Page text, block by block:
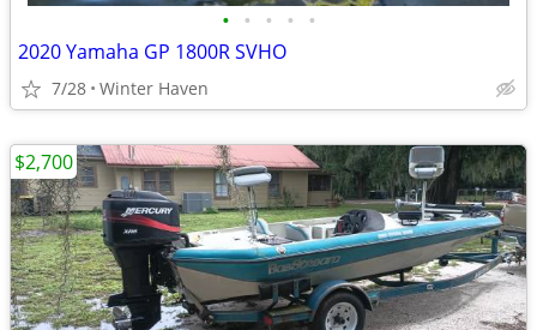
• • • • •
2020 Yamaha GP 1800R SVHO
7/28 Winter Haven
$2,700